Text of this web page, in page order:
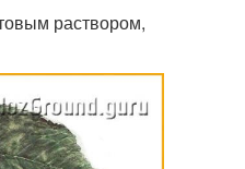
раствором,